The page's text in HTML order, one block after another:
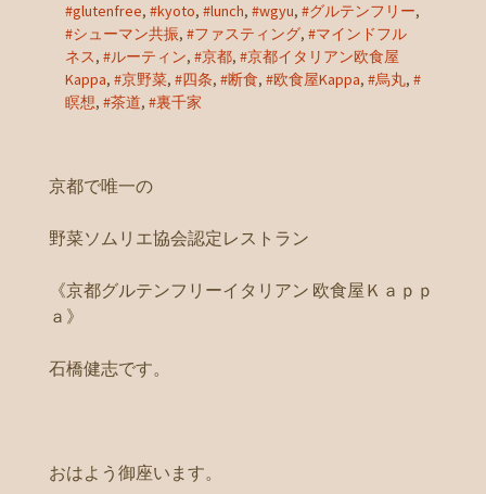
#glutenfree, #kyoto, #lunch, #wgyu, #グルテンフリー,
#シューマン共振, #ファスティング, #マインドフル
ネス, #ルーティン, #京都, #京都イタリアン欧食屋
Kappa, #京野菜, #四条, #断食, #欧食屋Kappa, #烏丸, #
瞑想, #茶道, #裏千家
京都で唯一の
野菜ソムリエ協会認定レストラン
《京都グルテンフリーイタリアン 欧食屋Ｋａｐｐ
ａ》
石橋健志です。
おはよう御座います。